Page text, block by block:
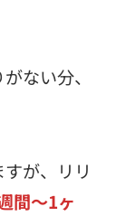
ない分、
が、リリ
間～1ヶ